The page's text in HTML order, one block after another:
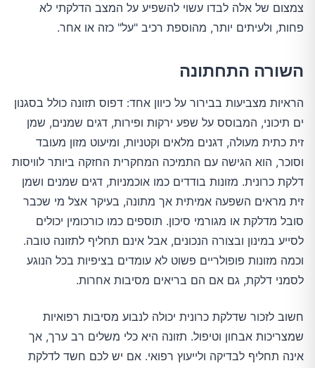
צמצום של אלה לבדו עשוי להשפיע על המצב הדלקתי לא
פחות, ולעיתים יותר, מהוספת רכיב "על" כזה או אחר.
השורה התחתונה
הראיות מצביעות בבירור על כיוון אחד: דפוס תזונה כולל בסגנון
ים תיכוני, המבוסס על שפע ירקות ופירות, דגים שמנים, שמן
זית כתית מעולה, דגנים מלאים וקטניות, ומיעוט מזון מעובד
וסוכר, הוא הגישה עם התמיכה המחקרית החזקה ביותר לוויסות
דלקת כרונית. מזונות בודדים כמו אוכמניות, דגים שמנים ושמן
זית מראים השפעה אמיתית אך מתונה, בעיקר אצל מי שכבר
סובל מדלקת או מגורמי סיכון. תוספים כמו כורכומין יכולים
לסייע במינון ובצורה הנכונים, אבל אינם תחליף לתזונה טובה.
וכמה מזונות פופולריים פשוט לא עומדים בציפיות בכל הנוגע
לסמני דלקת, גם אם הם בריאים מסיבות אחרות.
חשוב לזכור שדלקת כרונית יכולה לנבוע מסיבות רפואיות
שמצריכות אבחון וטיפול. תזונה היא כלי משלים רב ערך, אך
אינה תחליף לבדיקה ולייעוץ רפואי. אם יש לכם חשד לדלקת